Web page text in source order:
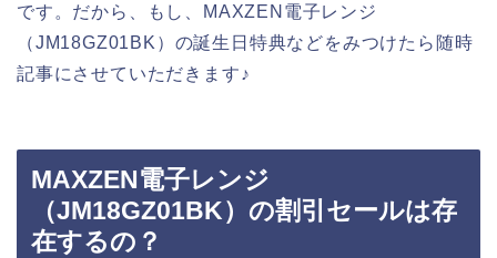
です。だから、もし、MAXZEN電子レンジ
（JM18GZ01BK）の誕生日特典などをみつけたら随時
記事にさせていただきます♪
MAXZEN電子レンジ
（JM18GZ01BK）の割引セールは存
在するの？